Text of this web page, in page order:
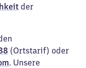
der
(Ortstarif) oder
. Unsere